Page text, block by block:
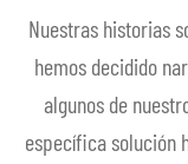
Nuestras historias
hemos decidido
algunos de
específica solución